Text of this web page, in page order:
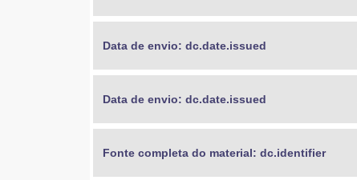
Data de envio: dc.date.issued
Data de envio: dc.date.issued
Fonte completa do material: dc.identifier